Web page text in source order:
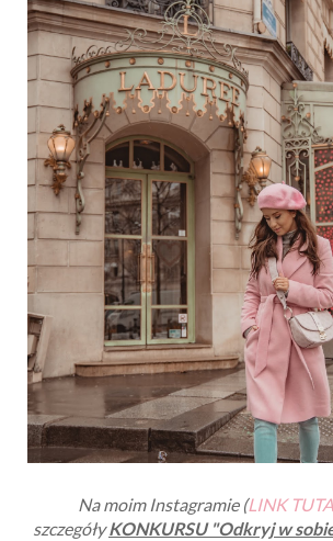
Na moim Instagramie (LINK
szczegółyKONKURSU "Odkryj w